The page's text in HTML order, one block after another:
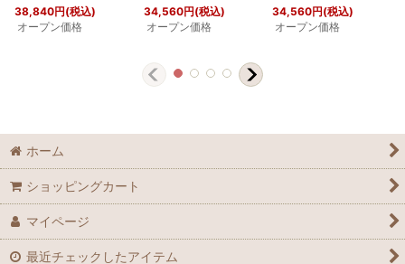
38,840円(税込)
オープン価格
34,560円(税込)
オープン価格
34,560円(税込)
オープン価格
ホーム
ショッピングカート
マイページ
最近チェックしたアイテム